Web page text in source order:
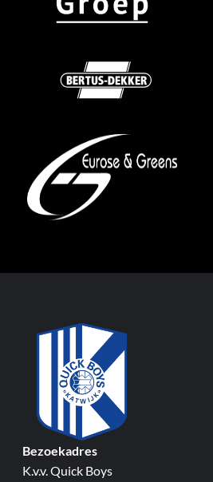
Bezoekadres
K.v.v. Quick Boys